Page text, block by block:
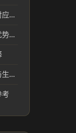
恍若隔世是什么生肖_恍若隔世对应的传统生肖文化解读
双子座为什么对细节敏感_性格优势解析
骑上扬州鹤是什么生肖_扬州鹤与生肖的传统联系解读
考